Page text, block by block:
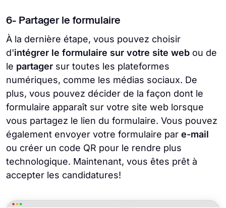
6- Partager le formulaire
À la dernière étape, vous pouvez choisir
d'intégrer le formulaire sur votre site web ou de
le partager sur toutes les plateformes
numériques, comme les médias sociaux. De
plus, vous pouvez décider de la façon dont le
formulaire apparaît sur votre site web lorsque
vous partagez le lien du formulaire. Vous pouvez
également envoyer votre formulaire par e-mail
ou créer un code QR pour le rendre plus
technologique. Maintenant, vous êtes prêt à
accepter les candidatures!